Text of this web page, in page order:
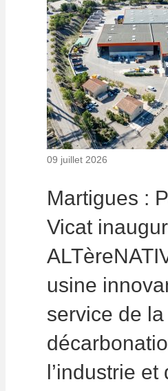
09 juillet 2026
Martigues :
Vicat
usine
service de la
l’industrie et